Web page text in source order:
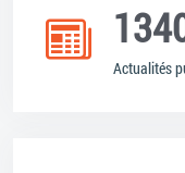
Actualités